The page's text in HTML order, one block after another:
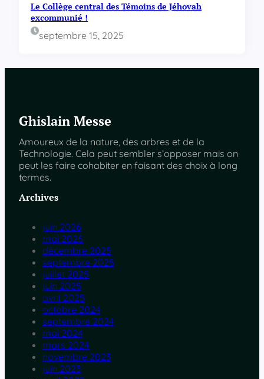
Le Collège central des Témoins de Jéhovah
excommunié !
septembre 15, 2025
Ghislain Messe
Amoureux de la nature, des arbres et de la
Technologie. Cela peut sembler s’opposer mais on
peut les faire cohabiter en faisant des choix à long
termes.
Archives
juin 2026
mai 2026
décembre 2025
septembre 2025
juillet 2025
juin 2025
avril 2025
octobre 2024
septembre 2024
mai 2024
mars 2024
novembre 2023
juin 2023